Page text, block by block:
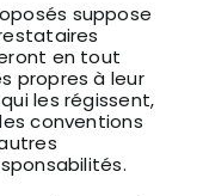
suppose
en tout
propres à leur
les régissent,
conventions